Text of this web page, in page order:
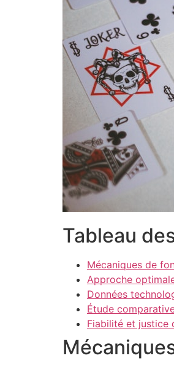
Tableau
Mécaniques de
Approche
Données
Étude
Fiabilité et justice